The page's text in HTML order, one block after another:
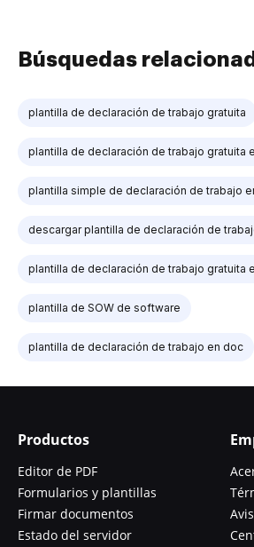
Búsquedas
plantilla de declaración de trabajo gratuita
plantilla de declaración de trabajo gratuita
plantilla simple de declaración de trabajo
descargar plantilla de declaración de
plantilla de declaración de trabajo gratuita
plantilla de SOW de software
plantilla de declaración de trabajo en doc
Productos
Editor de PDF
Formularios y plantillas
Firmar documentos
Estado del servidor